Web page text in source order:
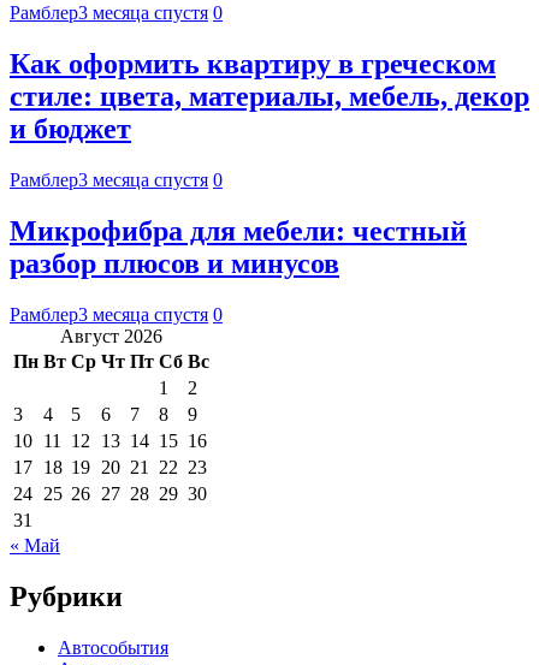
Рамблер3 месяца спустя 0
Как оформить квартиру в греческом
стиле: цвета, материалы, мебель, декор
и бюджет
Рамблер3 месяца спустя 0
Микрофибра для мебели: честный
разбор плюсов и минусов
Рамблер3 месяца спустя 0
Август 2026
Пн Вт Ср Чт Пт Сб Вс
1
2
3
4 5 6 7 8
9
10 11 12 13 14 15 16
17 18 19 20 21 22 23
24 25 26 27 28 29 30
31
« Май
Рубрики
Автособытия